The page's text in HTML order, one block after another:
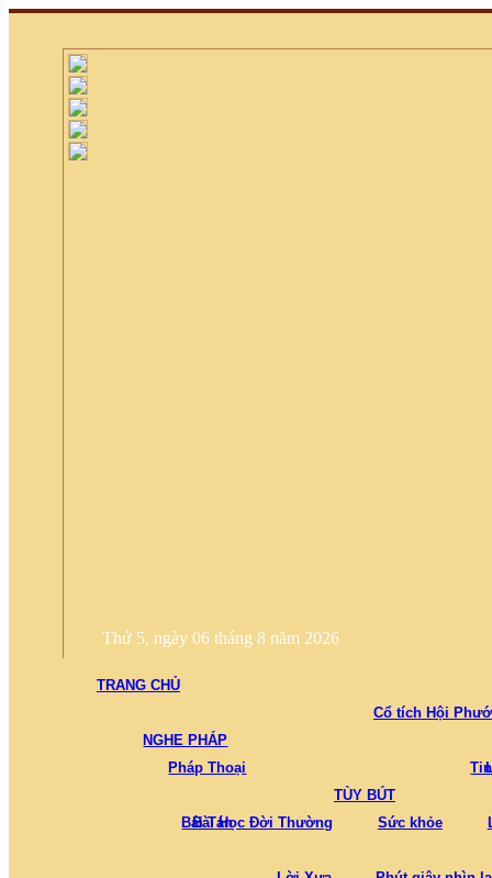
Thứ 5, ngày 06 tháng 8 năm 2026
TRANG CHỦ
Cổ tích Hội
NGHE PHÁP
Pháp Thoại
Bái Tán
TÙY BÚT
Bài Học Đời Thường
Sức khỏe